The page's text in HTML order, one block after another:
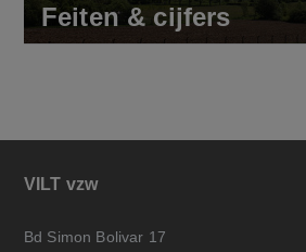
Feiten & cijfers
VILT vzw
Bd Simon Bolivar 17